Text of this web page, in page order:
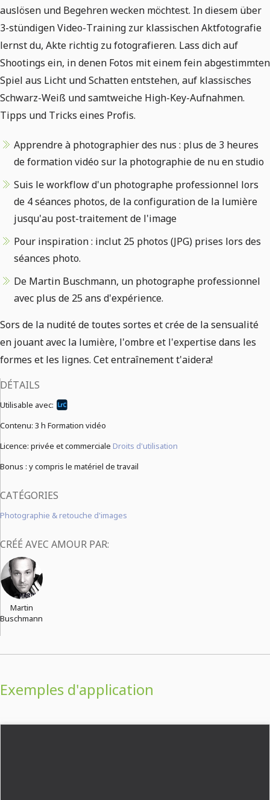
auslösen und Begehren wecken möchtest. In diesem über
3-stündigen Video-Training zur klassischen Aktfotografie
lernst du, Akte richtig zu fotografieren. Lass dich auf
Shootings ein, in denen Fotos mit einem fein abgestimmten
Spiel aus Licht und Schatten entstehen, auf klassisches
Schwarz-Weiß und samtweiche High-Key-Aufnahmen.
Tipps und Tricks eines Profis.
Apprendre à photographier des nus : plus de 3 heures
de formation vidéo sur la photographie de nu en studio
Suis le workflow d'un photographe professionnel lors
de 4 séances photos, de la configuration de la lumière
jusqu'au post-traitement de l'image
Pour inspiration : inclut 25 photos (JPG) prises lors des
séances photo.
De Martin Buschmann, un photographe professionnel
avec plus de 25 ans d'expérience.
Sors de la nudité de toutes sortes et crée de la sensualité
en jouant avec la lumière, l'ombre et l'expertise dans les
formes et les lignes. Cet entraînement t'aidera!
DÉTAILS
Utilisable avec:
Contenu: 3 h Formation vidéo
Licence: privée et commerciale Droits d'utilisation
Bonus : y compris le matériel de travail
CATÉGORIES
Photographie & retouche d'images
CRÉÉ AVEC AMOUR PAR:
Martin
Buschmann
Exemples d'application